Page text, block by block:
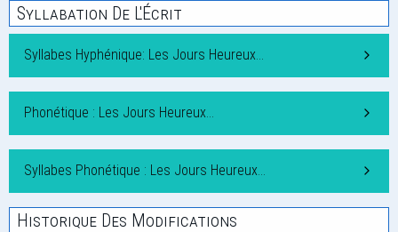
Syllabation De L'Écrit
Syllabes Hyphénique: Les Jours Heureux…
Phonétique : Les Jours Heureux…
Syllabes Phonétique : Les Jours Heureux…
Historique Des Modifications